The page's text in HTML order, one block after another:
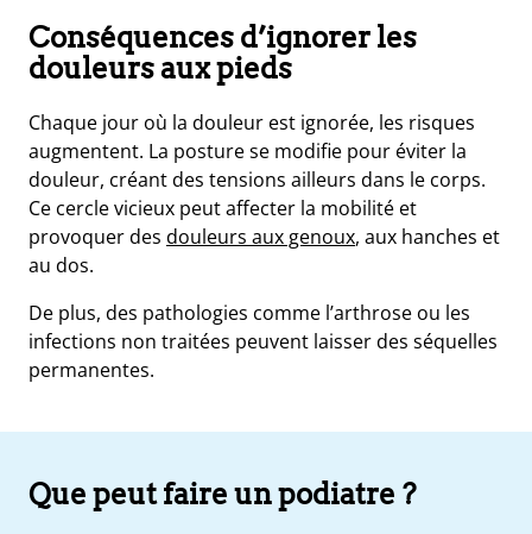
Conséquences d’ignorer les
douleurs aux pieds
Chaque jour où la douleur est ignorée, les risques
augmentent. La posture se modifie pour éviter la
douleur, créant des tensions ailleurs dans le corps.
Ce cercle vicieux peut affecter la mobilité et
provoquer des douleurs aux genoux, aux hanches et
au dos.
De plus, des pathologies comme l’arthrose ou les
infections non traitées peuvent laisser des séquelles
permanentes.
Que peut faire un podiatre ?